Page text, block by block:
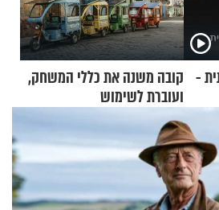
- קובה משנה את כללי המשחק,
ועוברת לשימוש
בתלת־אופנועים סולאריים